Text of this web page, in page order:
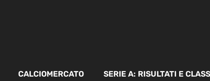
CALCIOMERCATO SERIE A: RISULTATI E